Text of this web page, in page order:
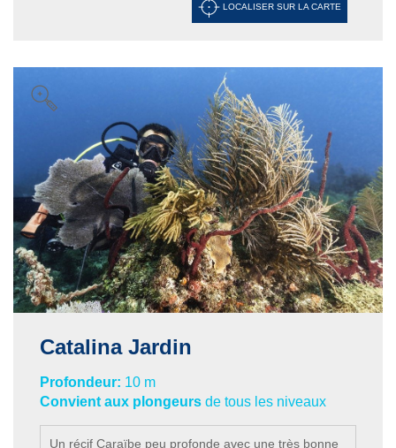
que d'énormes éponges de mer.LOCALISER SUR LA CARTE
Catalina Jardin
Profondeur: 10 m
Convient aux plongeurs de tous les niveaux
Un récif Caraïbe peu profonde avec une très bonne